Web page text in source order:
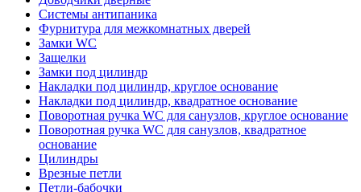
Системы антипаника
Фурнитура для межкомнатных дверей
Замки WC
Защелки
Замки под цилиндр
Накладки под цилиндр, круглое основание
Накладки под цилиндр, квадратное основание
Поворотная ручка WC для санузлов, круглое основание
Поворотная ручка WC для санузлов, квадратное
основание
Цилиндры
Врезные петли
Петли-бабочки